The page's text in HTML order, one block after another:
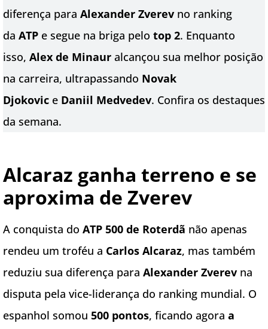
diferença para Alexander Zverev no ranking
da ATP e segue na briga pelo top 2. Enquanto
isso, Alex de Minaur alcançou sua melhor posição
na carreira, ultrapassando Novak
Djokovic e Daniil Medvedev. Confira os destaques
da semana.
Alcaraz ganha terreno e se
aproxima de Zverev
A conquista do ATP 500 de Roterdã não apenas
rendeu um troféu a Carlos Alcaraz, mas também
reduziu sua diferença para Alexander Zverev na
disputa pela vice-liderança do ranking mundial. O
espanhol somou 500 pontos, ficando agora a